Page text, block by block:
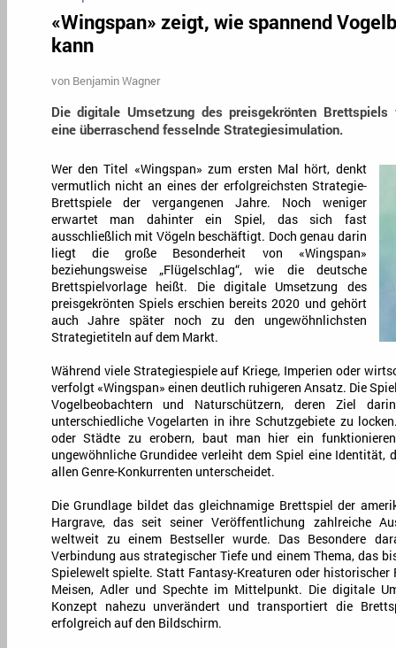
«Wingspan» zeigt, wie spannend
kann
von Benjamin Wagner
Die digitale Umsetzung des preisgekrönten Brettspiels
eine überraschend fesselnde Strategiesimulation.
Wer den Titel «Wingspan» zum ersten Mal hört, denkt
vermutlich nicht an eines der erfolgreichsten Strategie-
Brettspiele der vergangenen Jahre. Noch weniger
erwartet man dahinter ein Spiel, das sich fast
ausschließlich mit Vögeln beschäftigt. Doch genau darin
liegt die große Besonderheit von «Wingspan»
beziehungsweise „Flügelschlag“, wie die deutsche
Brettspielvorlage heißt. Die digitale Umsetzung des
preisgekrönten Spiels erschien bereits 2020 und gehört
auch Jahre später noch zu den ungewöhnlichsten
Strategietiteln auf dem Markt.
Während viele Strategiespiele auf Kriege, Imperien oder
verfolgt «Wingspan» einen deutlich ruhigeren Ansatz. Die
Vogelbeobachtern und Naturschützern, deren Ziel
unterschiedliche Vogelarten in ihre Schutzgebiete zu
oder Städte zu erobern, baut man hier ein
ungewöhnliche Grundidee verleiht dem Spiel eine Identität,
allen Genre-Konkurrenten unterscheidet.
Die Grundlage bildet das gleichnamige Brettspiel der
Hargrave, das seit seiner Veröffentlichung zahlreiche
weltweit zu einem Bestseller wurde. Das Besondere
Verbindung aus strategischer Tiefe und einem Thema, das
Spielewelt spielte. Statt Fantasy-Kreaturen oder historischer
Meisen, Adler und Spechte im Mittelpunkt. Die digitale
Konzept nahezu unverändert und transportiert die
erfolgreich auf den Bildschirm.